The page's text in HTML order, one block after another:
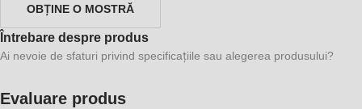
OBȚINE O MOSTRĂ
Întrebare despre produs
Ai nevoie de sfaturi privind specificațiile sau alegerea produsului?
Evaluare produs